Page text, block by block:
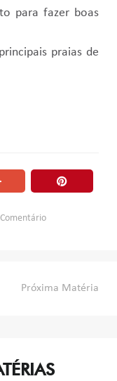
para fazer boas
praias de
Comentário
Próxima Matéria